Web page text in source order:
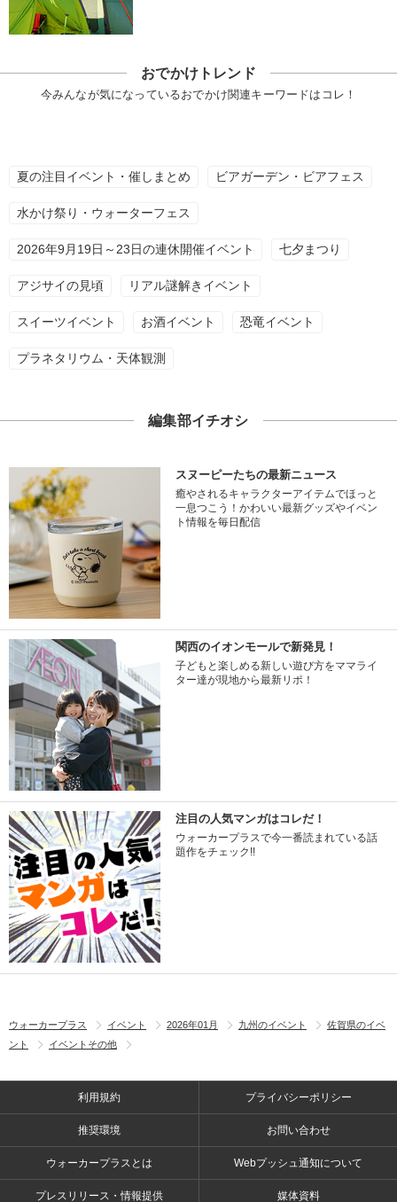
おでかけトレンド
今みんなが気になっているおでかけ関連キーワードはコレ！
夏の注目イベント・催しまとめ ビアガーデン・ビアフェス
水かけ祭り・ウォーターフェス
2026年9月19日～23日の連休開催イベント 七夕まつり
アジサイの見頃 リアル謎解きイベント
スイーツイベント お酒イベント 恐竜イベント
プラネタリウム・天体観測
編集部イチオシ
スヌーピーたちの最新ニュース
癒やされるキャラクターアイテムでほっと
一息つこう！かわいい最新グッズやイベン
ト情報を毎日配信
関西のイオンモールで新発見！
子どもと楽しめる新しい遊び方をママライ
ター達が現地から最新リポ！
注目の人気マンガはコレだ！
ウォーカープラスで今一番読まれている話
題作をチェック!!
ウォーカープラス イベント 2026年01月 九州のイベント
佐賀県のイベ
ント
イベントその他
利用規約 プライバシーポリシー
推奨環境 お問い合わせ
ウォーカープラスとは Webプッシュ通知について
プレスリリース・情報提供 媒体資料